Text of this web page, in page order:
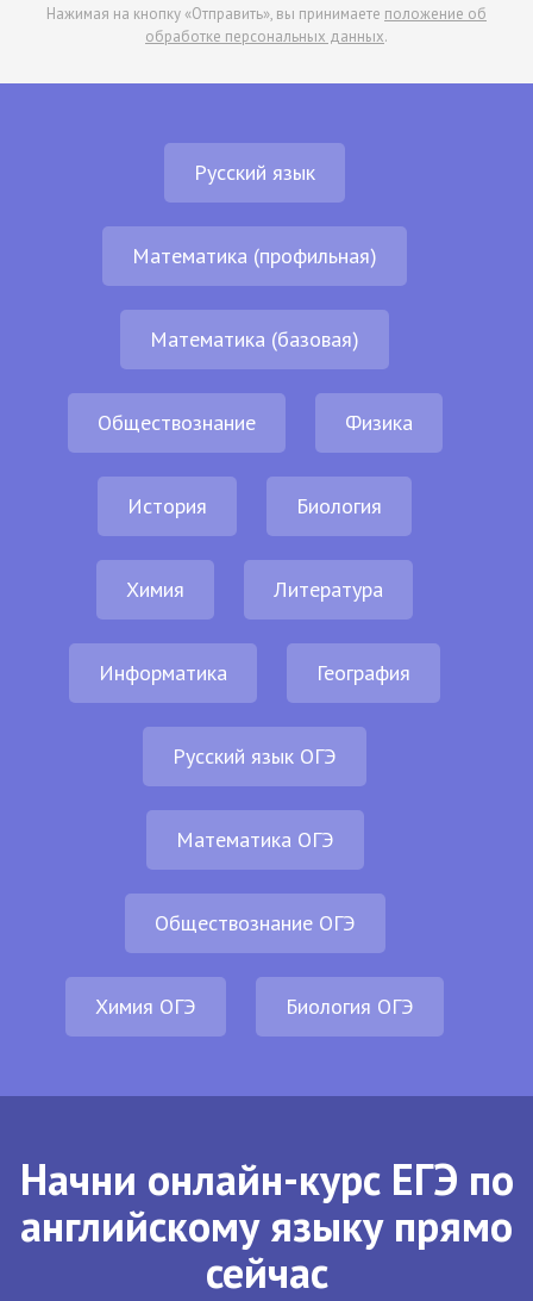
Нажимая на кнопку «Отправить», вы принимаете положение об
обработке персональных данных.
Русский язык
Математика (профильная)
Математика (базовая)
Обществознание Физика
История Биология
Химия Литература
Информатика География
Русский язык ОГЭ
Математика ОГЭ
Обществознание ОГЭ
Химия ОГЭ Биология ОГЭ
Начни онлайн-курс ЕГЭ по
английскому языку прямо
сейчас